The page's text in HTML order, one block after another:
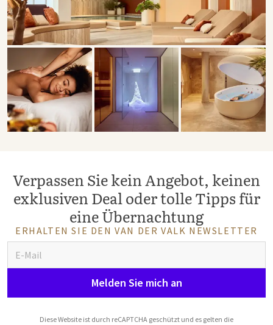
Verpassen Sie kein Angebot, keinen
exklusiven Deal oder tolle Tipps für
eine Übernachtung
ERHALTEN SIE DEN VAN DER VALK NEWSLETTER
Melden Sie mich an
Diese Website ist durch reCAPTCHA geschützt und es gelten die